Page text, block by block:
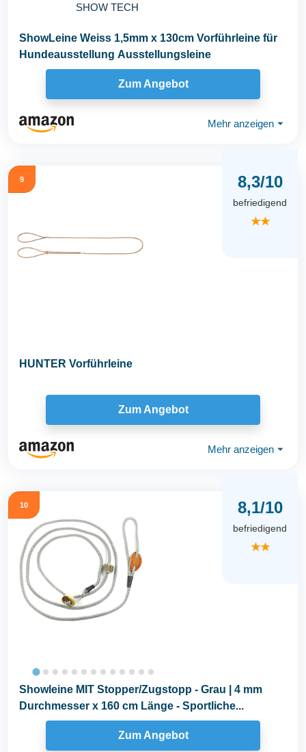
SHOW TECH
ShowLeine Weiss 1,5mm x 130cm Vorführleine für
Hundeausstellung Ausstellungsleine
Zum Angebot
Mehr anzeigen ⏷
9 8,3/10
befriedigend
★★
HUNTER Vorführleine
Zum Angebot
Mehr anzeigen ⏷
10 8,1/10
befriedigend
★★
Showleine MIT Stopper/Zugstopp - Grau | 4 mm
Durchmesser x 160 cm Länge - Sportliche...
Zum Angebot